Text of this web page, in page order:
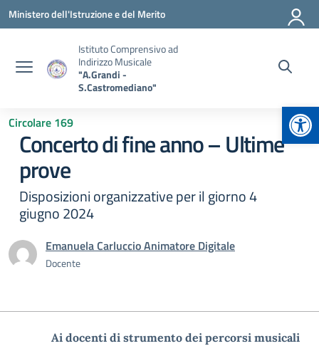
Vai ai contenuti
Vai al menu di navigazione
Vai al footer
Ministero dell'Istruzione e del Merito
Istituto Comprensivo ad
Indirizzo Musicale
"A.Grandi -
S.Castromediano"
Circolare 169
Concerto di fine anno – Ultime
prove
Disposizioni organizzative per il giorno 4
giugno 2024
Emanuela Carluccio Animatore Digitale
Docente
Ai docenti di strumento dei percorsi musicali